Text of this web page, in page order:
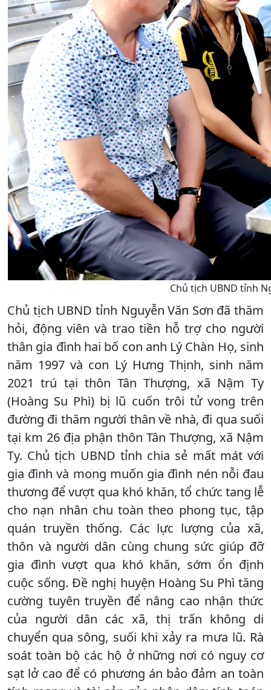
Chủ tịch UBND tỉnh
Chủ tịch UBND tỉnh Nguyễn Văn Sơn đã thăm
hỏi, động viên và trao tiền hỗ trợ cho người
thân gia đình hai bố con anh Lý Chàn Họ, sinh
năm 1997 và con Lý Hưng Thịnh, sinh năm
2021 trú tại thôn Tân Thượng, xã Nậm Ty
(Hoàng Su Phì) bị lũ cuốn trôi tử vong trên
đường đi thăm người thân về nhà, đi qua suối
tại km 26 địa phận thôn Tân Thượng, xã Nậm
Ty. Chủ tịch UBND tỉnh chia sẻ mất mát với
gia đình và mong muốn gia đình nén nỗi đau
thương để vượt qua khó khăn, tổ chức tang lễ
cho nạn nhân chu toàn theo phong tục, tập
quán truyền thống. Các lực lượng của xã,
thôn và người dân cùng chung sức giúp đỡ
gia đình vượt qua khó khăn, sớm ổn định
cuộc sống. Đề nghị huyện Hoàng Su Phì tăng
cường tuyên truyền để nâng cao nhận thức
của người dân các xã, thị trấn không di
chuyển qua sông, suối khi xảy ra mưa lũ. Rà
soát toàn bộ các hộ ở những nơi có nguy cơ
sạt lở cao để có phương án bảo đảm an toàn